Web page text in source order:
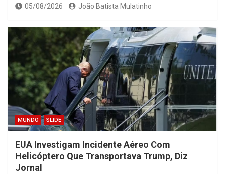
05/08/2026 João Batista Mulatinho
MUNDO SLIDE
EUA Investigam Incidente Aéreo Com
Helicóptero Que Transportava Trump, Diz
Jornal